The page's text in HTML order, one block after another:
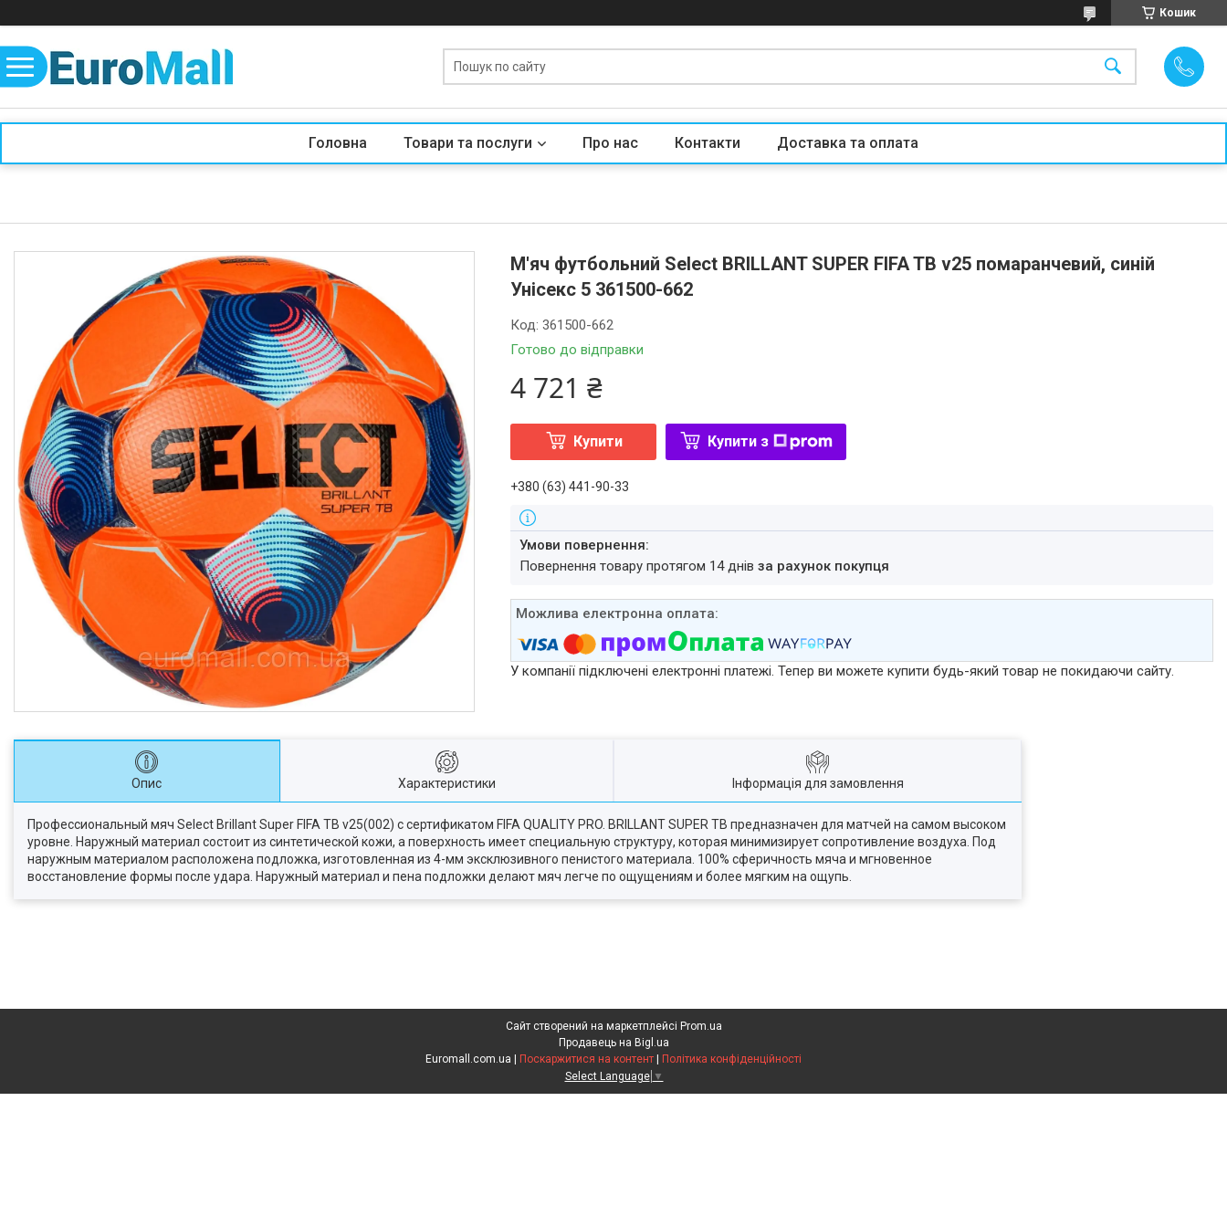
Кошик
Головна Товари та послуги Про нас Контакти Доставка та оплата
М'яч футбольний Select BRILLANT SUPER FIFA TB v25 помаранчевий, синій
Унісекс 5 361500-662
Готово до відправки
Код:361500-662
4 721 ₴
Купити Купити з
+380 (63) 441-90-33
повернення товару протягом 14 днівза рахунок покупця
У компанії підключені електронні платежі. Тепер ви можете купити будь-який товар не покидаючи сайту.
Опис Характеристики Інформація для замовлення
Профессиональный мяч Select Brillant Super FIFA TB v25(002) с сертификатом FIFA QUALITY PRO. BRILLANT SUPER TB предназначен для матчей на самом высоком
уровне. Наружный материал состоит из синтетической кожи, а поверхность имеет специальную структуру, которая минимизирует сопротивление воздуха. Под
наружным материалом расположена подложка, изготовленная из 4-мм эксклюзивного пенистого материала. 100% сферичность мяча и мгновенное
восстановление формы после удара. Наружный материал и пена подложки делают мяч легче по ощущениям и более мягким на ощупь.
Сайт створений на маркетплейсі Prom.ua
Продавець на Bigl.ua
Поскаржитися на контент
Політика конфіденційності
Select Language ▼